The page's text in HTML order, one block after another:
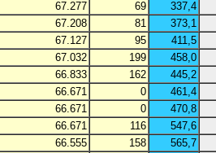
67.277 69
337,4
67.208 81
373,1
67.127 95
411,5
67.032 199
458,0
66.833 162
445,2
66.671 0
461,4
66.671 0
470,8
66.671 116
547,6
66.555 158
565,7